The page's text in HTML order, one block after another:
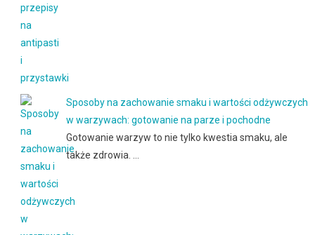
Sposoby na zachowanie smaku i wartości odżywczych
w warzywach: gotowanie na parze i pochodne
Gotowanie warzyw to nie tylko kwestia smaku, ale
także zdrowia. …